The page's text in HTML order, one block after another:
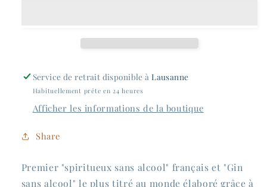
Service de retrait disponible àLausanne
Habituellement prête en 24 heures
Afficher les informations de la boutique
Share
Premier "spiritueux sans alcool" français et "Gin
sans alcool" le plus titré au monde élaboré grâce à